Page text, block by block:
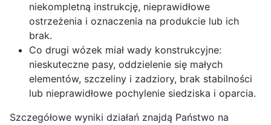
niekompletną instrukcję, nieprawidłowe
ostrzeżenia i oznaczenia na produkcie lub ich
brak.
Co drugi wózek miał wady konstrukcyjne:
nieskuteczne pasy, oddzielenie się małych
elementów, szczeliny i zadziory, brak stabilności
lub nieprawidłowe pochylenie siedziska i oparcia.
Szczegółowe wyniki działań znajdą Państwo na